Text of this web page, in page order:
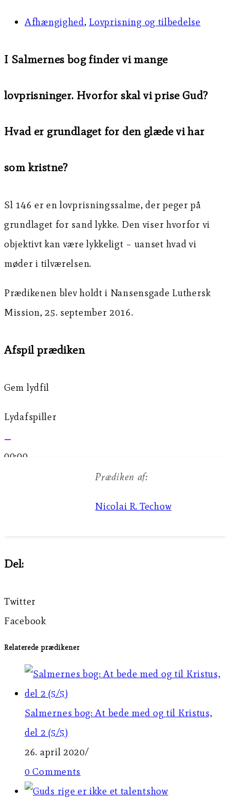
Afhængighed, Lovprisning og tilbedelse
I Salmernes bog finder vi mange
lovprisninger. Hvorfor skal vi prise Gud?
Hvad er grundlaget for den glæde vi har
som kristne?
Sl 146 er en lovprisningssalme, der peger på
grundlaget for sand lykke. Den viser hvorfor vi
objektivt kan være lykkeligt – uanset hvad vi
møder i tilværelsen.
Prædikenen blev holdt i Nansensgade Luthersk
Mission, 25. september 2016.
Afspil prædiken
Gem lydfil
Lydafspiller
00:00
Prædiken af:
Nicolai R. Techow
Del:
Twitter
Facebook
Relaterede prædikener
Salmernes bog: At bede med og til Kristus,
del 2 (5/5)
26. april 2020/
0 Comments